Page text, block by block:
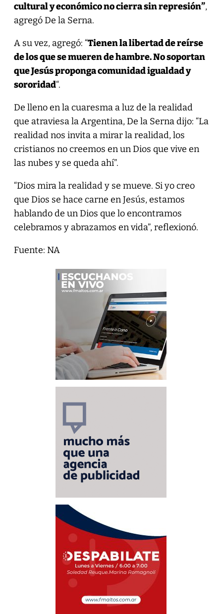
cultural y económico no cierra sin represión”,
agregó De la Serna.
A su vez, agregó: “Tienen la libertad de reírse
de los que se mueren de hambre. No soportan
que Jesús proponga comunidad igualdad y
sororidad“.
De lleno en la cuaresma a luz de la realidad
que atraviesa la Argentina, De la Serna dijo: “La
realidad nos invita a mirar la realidad, los
cristianos no creemos en un Dios que vive en
las nubes y se queda ahí”.
“Dios mira la realidad y se mueve. Si yo creo
que Dios se hace carne en Jesús, estamos
hablando de un Dios que lo encontramos
celebramos y abrazamos en vida”, reflexionó.
Fuente: NA